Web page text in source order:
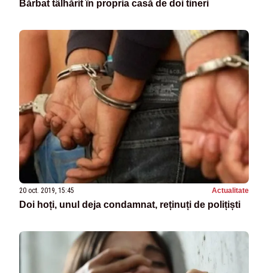
Bărbat tâlhărit în propria casă de doi tineri
20 oct. 2019, 15:45 Actualitate
Doi hoți, unul deja condamnat, reținuți de polițiști